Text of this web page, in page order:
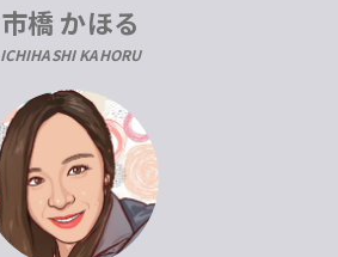
市橋 かほる
ICHIHASHI KAHORU